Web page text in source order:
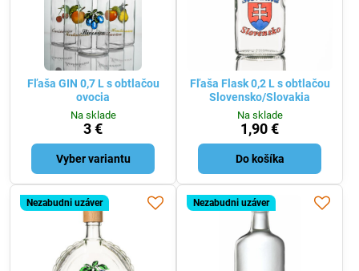
Fľaša GIN 0,7 L s obtlačou
ovocia
Na sklade
3 €
Vyber variantu
Fľaša Flask 0,2 L s obtlačou
Slovensko/Slovakia
Na sklade
1,90 €
Do košíka
Nezabudni uzáver Nezabudni uzáver